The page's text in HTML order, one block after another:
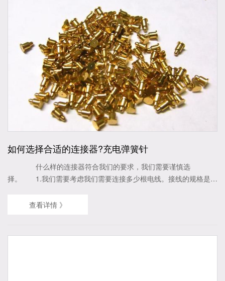
如何选择合适的连接器?充电弹簧针
什么样的连接器符合我们的要求，我们需要谨慎选
择。 1.我们需要考虑我们需要连接多少根电线。接线的规格是什
决定。在我们实际的选型过程中，有数百种胶芯可供选择，如何选
查看详情 》